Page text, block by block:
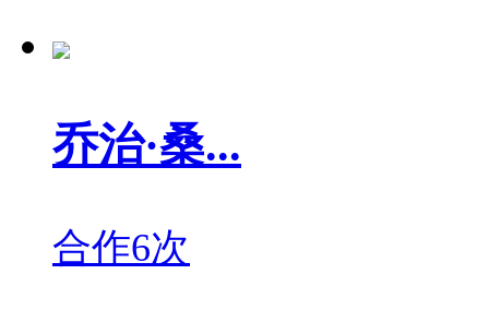
乔治·桑...
合作6次